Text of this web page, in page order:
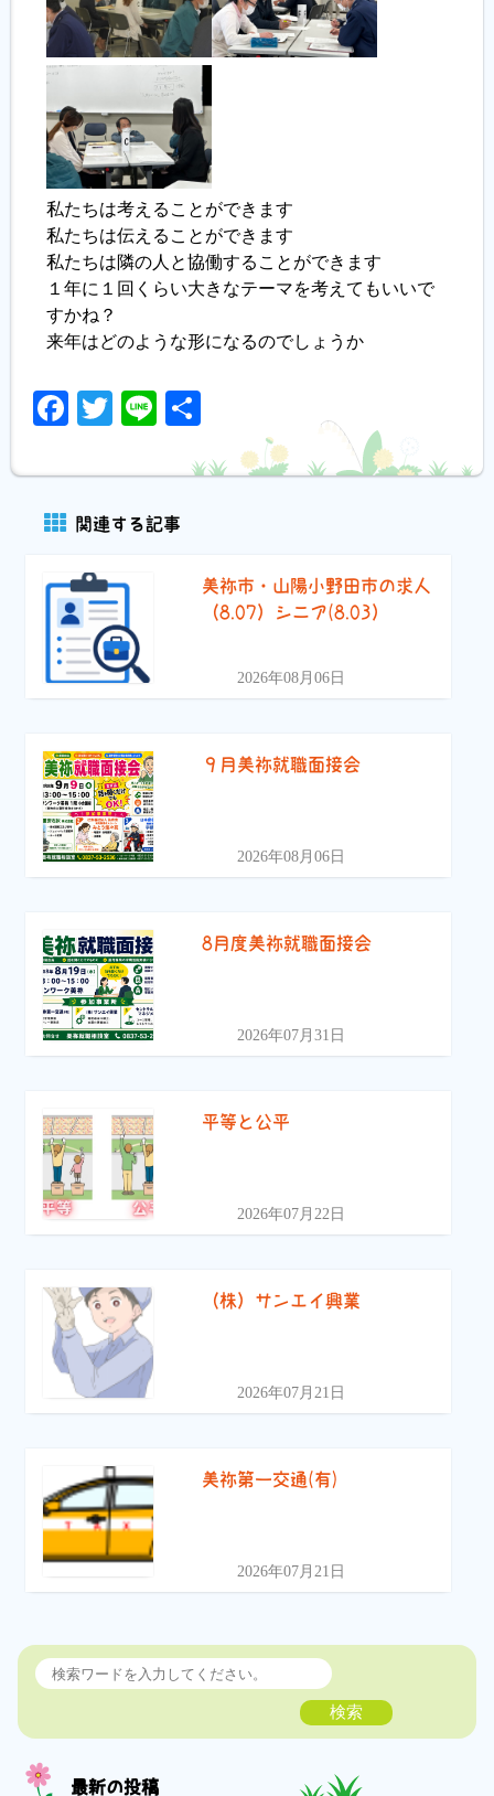
私たちは考えることができます
私たちは伝えることができます
私たちは隣の人と協働することができます
１年に１回くらい大きなテーマを考えてもいいで
すかね？
来年はどのような形になるのでしょうか
Facebook
Twitter
Line
関連する記事
美祢市・山陽小野田市の求人
（8.07）シニア(8.03）
2026年08月06日
９月美祢就職面接会
2026年08月06日
8月度美祢就職面接会
2026年07月31日
平等と公平
2026年07月22日
（株）サンエイ興業
2026年07月21日
美祢第一交通(有)
2026年07月21日
検索
最新の投稿